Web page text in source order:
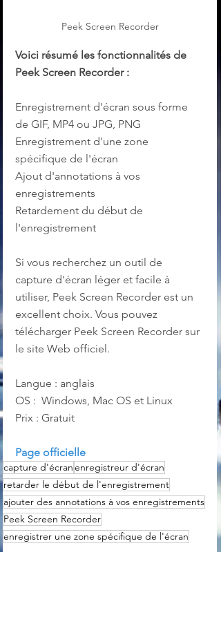
Peek Screen Recorder
Voici résumé les fonctionnalités de
Peek Screen Recorder :
Enregistrement d'écran sous forme
de GIF, MP4 ou JPG, PNG
Enregistrement d'une zone
spécifique de l'écran
Ajout d'annotations à vos
enregistrements
Retardement du début de
l'enregistrement
Si vous recherchez un outil de
capture d'écran léger et facile à
utiliser, Peek Screen Recorder est un
excellent choix. Vous pouvez
télécharger Peek Screen Recorder sur
le site Web officiel.
Langue : anglais
OS :  Windows, Mac OS et Linux
Prix : Gratuit
Page officielle
capture d'écranenregistreur d'écran
retarder le début de l'enregistrement
ajouter des annotations à vos enregistrements
Peek Screen Recorder
enregistrer une zone spécifique de l'écran